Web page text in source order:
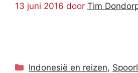
13 juni 2016 door Tim
Categorieën
Indonesië en reizen,